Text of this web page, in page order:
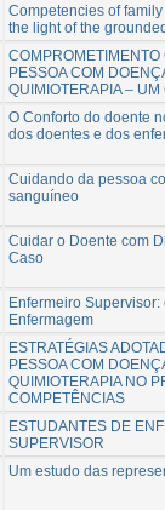
Competencies of
the light of the
PESSOA COM
QUIMIOTERAPIA –
O Conforto do doente
dos doentes e dos
Cuidando da pessoa
sanguíneo
Cuidar o Doente com
Caso
Enfermeiro
Enfermagem
ESTRATÉGIAS
PESSOA COM
QUIMIOTERAPIA NO
COMPETÊNCIAS
ESTUDANTES DE
SUPERVISOR
Um estudo das